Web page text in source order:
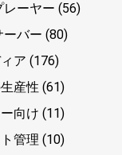
レーヤー (56)
ーバー (80)
ア (176)
産性 (61)
向け (11)
管理 (10)